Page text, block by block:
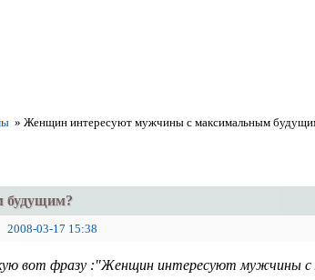
»Женщин интересуют мужчины с максимальным
будущим?
2008-03-17 15:38
вот фразу :"Женщин интересуют мужчины